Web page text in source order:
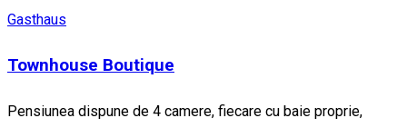
Gasthaus
Townhouse Boutique
Pensiunea dispune de 4 camere, fiecare cu baie proprie,